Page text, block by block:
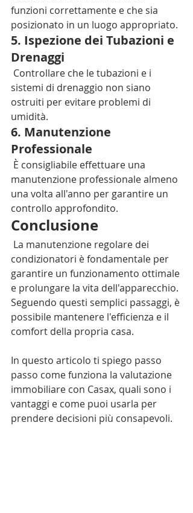
funzioni correttamente e che sia
posizionato in un luogo appropriato.
5. Ispezione dei Tubazioni e
Drenaggi
sistemi di drenaggio non siano
ostruiti per evitare problemi di
umidità.
6. Manutenzione
Professionale
manutenzione professionale almeno
una volta all'anno per garantire un
controllo approfondito.
Conclusione
condizionatori è fondamentale per
garantire un funzionamento ottimale
e prolungare la vita dell'apparecchio.
Seguendo questi semplici passaggi, è
possibile mantenere l'efficienza e il
comfort della propria casa.
In questo articolo ti spiego passo
passo come funziona la valutazione
immobiliare con Casax, quali sono i
vantaggi e come puoi usarla per
prendere decisioni più consapevoli.